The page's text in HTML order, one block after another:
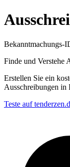
Bekanntmachungs-
Finde und Verstehe
Erstellen Sie ein
Ausschreibungen in
Teste auf